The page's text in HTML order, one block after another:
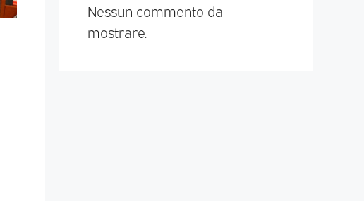
Nessun commento da
mostrare.